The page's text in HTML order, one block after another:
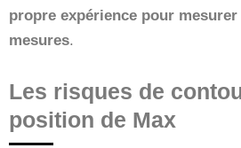
propre expérience pour mesurer
mesures.
Les risques de
position de Max